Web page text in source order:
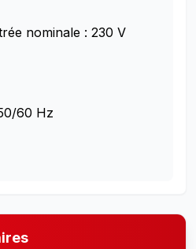
nominale : 230 V
60 Hz